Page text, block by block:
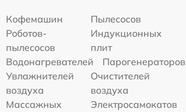
Кофемашин
Пылесосов
Роботов-
пылесосов
Индукционных
плит
Водонагревателей
Парогенераторов
Увлажнителей
воздуха
Очистителей
воздуха
Массажных
Электросамокатов